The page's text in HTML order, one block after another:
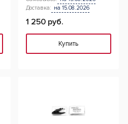
Доставка: на 15.08.2026
1 250 руб.
Купить